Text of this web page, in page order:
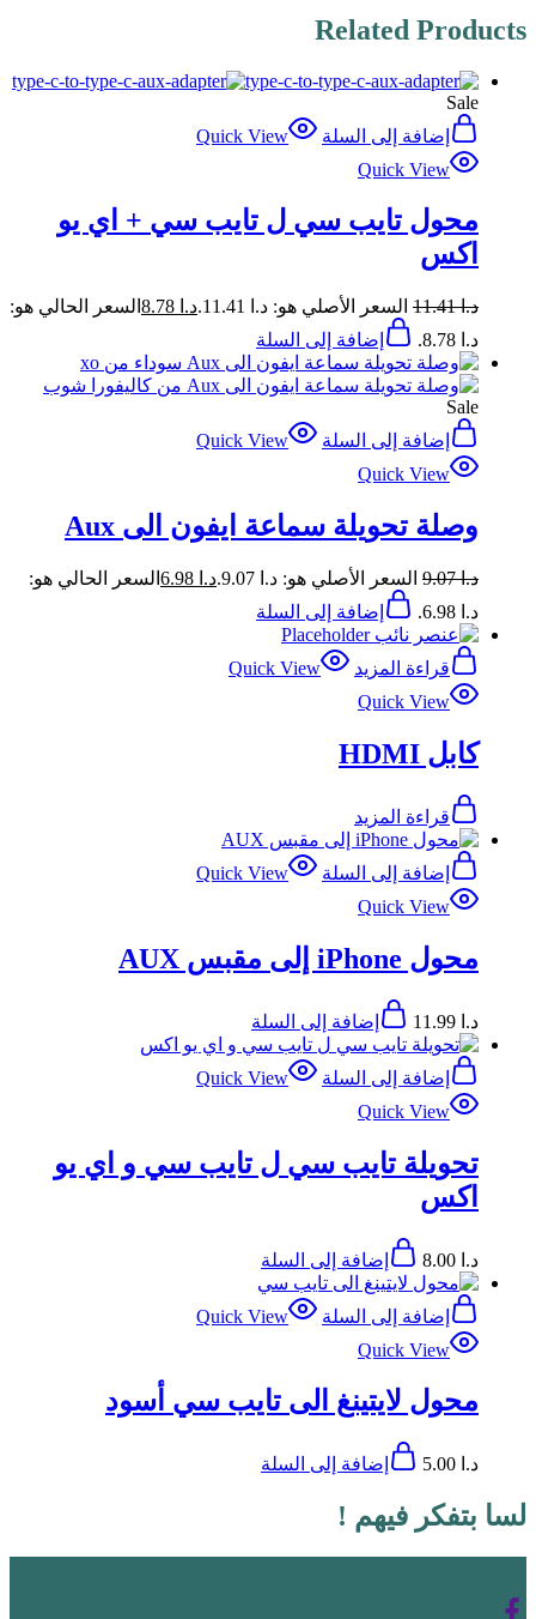
Related Products
Sale
إضافة إلى السلة
Quick View
Quick View
محول تايب سي ل تايب سي + اي يو
اكس
د.ا11.41 السعر الأصلي هو: د.ا 11.41. د.ا
السعر الحالي هو:
د.ا 8.78.
إضافة إلى السلة
Sale
إضافة إلى السلة
Quick View
Quick View
وصلة تحويلة سماعة ايفون الى Aux
د.ا9.07 السعر الأصلي هو: د.ا 9.07. د.ا
السعر الحالي هو:
د.ا 6.98.
إضافة إلى السلة
قراءة المزيد
Quick View
Quick View
كابل HDMI
قراءة المزيد
إضافة إلى السلة
Quick View
Quick View
محول iPhone إلى مقبس AUX
د.ا إضافة إلى السلة
إضافة إلى السلة
Quick View
Quick View
تحويلة تايب سي ل تايب سي و اي يو
اكس
د.ا إضافة إلى السلة
إضافة إلى السلة
Quick View
Quick View
محول لايتينغ الى تايب سي أسود
د.ا إضافة إلى السلة
لسا بتفكر فيهم !